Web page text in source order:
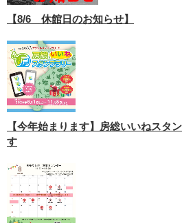
【8/6 休館日のお知らせ】
【今年始まります】房総いいねス
す